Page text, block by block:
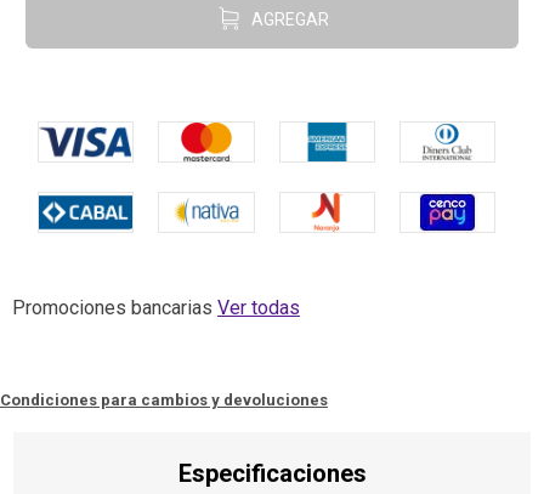
AGREGAR
Promociones bancarias Ver todas
Condiciones para cambios y devoluciones
Especificaciones